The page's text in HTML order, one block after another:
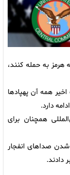
هرمز به حمله کنند،
همه آن پهپادها
دارد.
همچنان برای
شدن صداهای انفجار
دادند.